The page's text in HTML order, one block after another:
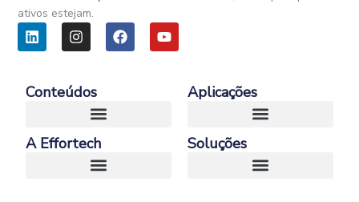
ativos estejam.
L
i
n
e
d
I
n
s
a
g
m
F
a
c
Y
o
u
Aplicações
Soluções
Conteúdos
A Effortech